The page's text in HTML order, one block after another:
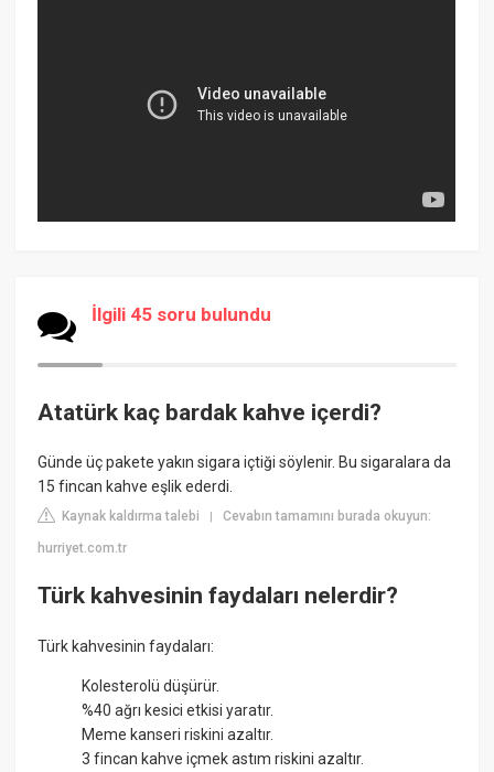
İlgili 45 soru bulundu
Atatürk kaç bardak kahve içerdi?
Günde üç pakete yakın sigara içtiği söylenir. Bu sigaralara da
15 fincan kahve eşlik ederdi.
Kaynak kaldırma talebi |Cevabın tamamını burada okuyun:
hurriyet.com.tr
Türk kahvesinin faydaları nelerdir?
Türk kahvesinin faydaları:
Kolesterolü düşürür.
%40 ağrı kesici etkisi yaratır.
Meme kanseri riskini azaltır.
3 fincan kahve içmek astım riskini azaltır.